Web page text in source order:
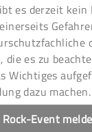
es derzeit kein
die es zu
Wichtiges
dazu machen.
Rock-Event